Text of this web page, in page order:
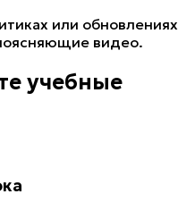
или обновлениях
видео.
учебные